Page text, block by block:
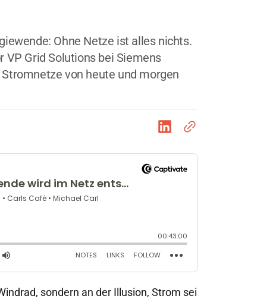
Ohne Netze ist alles nichts.
VP Grid Solutions bei Siemens
von heute und morgen
sondern an der Illusion, Strom sei